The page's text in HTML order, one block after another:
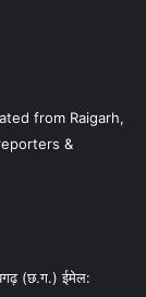
from Raigarh,
&
(छ.ग.) ईमेल: